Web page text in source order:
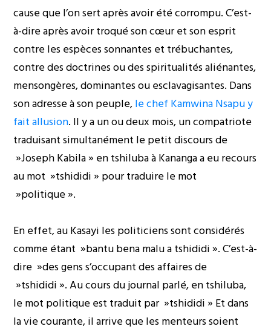
cause que l’on sert après avoir été corrompu. C’est-
à-dire après avoir troqué son cœur et son esprit
contre les espèces sonnantes et trébuchantes,
contre des doctrines ou des spiritualités aliénantes,
mensongères, dominantes ou esclavagisantes. Dans
son adresse à son peuple,le chef Kamwina Nsapu y
fait allusion. Il y a un ou deux mois, un compatriote
traduisant simultanément le petit discours de
»Joseph Kabila » en tshiluba à Kananga a eu recours
au mot »tshididi » pour traduire le mot
»politique ».
En effet, au Kasayi les politiciens sont considérés
comme étant »bantu bena malu a tshididi ». C’est-à-
dire »des gens s’occupant des affaires de
»tshididi ». Au cours du journal parlé, en tshiluba,
le mot politique est traduit par »tshididi » Et dans
la vie courante, il arrive que les menteurs soient